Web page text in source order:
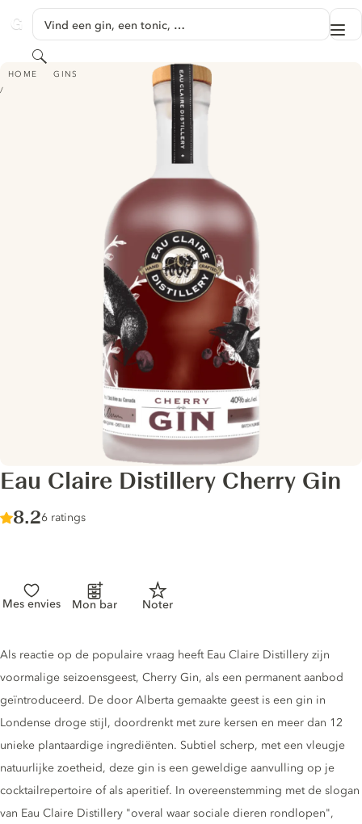
GINVENTORY
Vind een gin, een tonic, …
Zoeken
HOME GINS
EAU CLAIRE DISTILLERY CHERRY GIN
Eau Claire Distillery Cherry Gin
Score :
8.2/ 10
6 ratings
Mes envies Mon bar Noter
Gin description
Als reactie op de populaire vraag heeft Eau Claire Distillery zijn
voormalige seizoensgeest, Cherry Gin, als een permanent aanbod
geïntroduceerd. De door Alberta gemaakte geest is een gin in
Londense droge stijl, doordrenkt met zure kersen en meer dan 12
unieke plantaardige ingrediënten. Subtiel scherp, met een vleugje
natuurlijke zoetheid, deze gin is een geweldige aanvulling op je
cocktailrepertoire of als aperitief. In overeenstemming met de slogan
van Eau Claire Distillery "overal waar sociale dieren rondlopen",